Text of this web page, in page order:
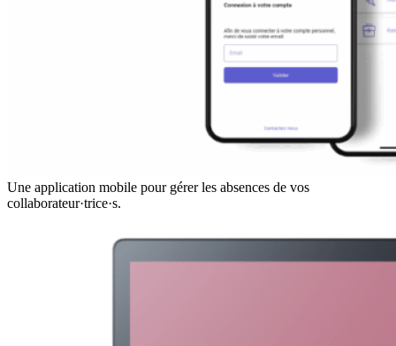
Une application mobile pour gérer les absences de vos
collaborateur·trice·s.